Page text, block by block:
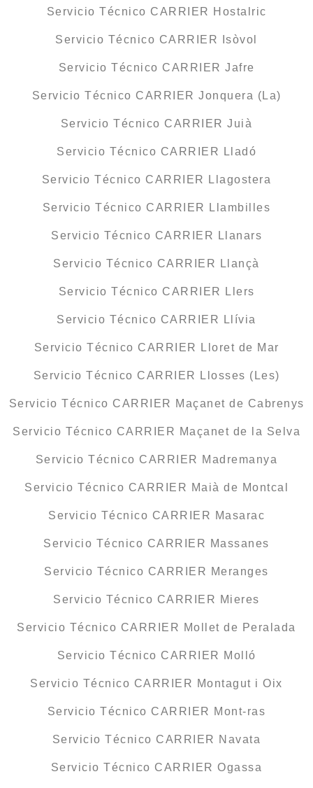
Servicio Técnico CARRIER Hostalric
Servicio Técnico CARRIER Isòvol
Servicio Técnico CARRIER Jafre
Servicio Técnico CARRIER Jonquera (La)
Servicio Técnico CARRIER Juià
Servicio Técnico CARRIER Lladó
Servicio Técnico CARRIER Llagostera
Servicio Técnico CARRIER Llambilles
Servicio Técnico CARRIER Llanars
Servicio Técnico CARRIER Llançà
Servicio Técnico CARRIER Llers
Servicio Técnico CARRIER Llívia
Servicio Técnico CARRIER Lloret de Mar
Servicio Técnico CARRIER Llosses (Les)
Servicio Técnico CARRIER Maçanet de Cabrenys
Servicio Técnico CARRIER Maçanet de la Selva
Servicio Técnico CARRIER Madremanya
Servicio Técnico CARRIER Maià de Montcal
Servicio Técnico CARRIER Masarac
Servicio Técnico CARRIER Massanes
Servicio Técnico CARRIER Meranges
Servicio Técnico CARRIER Mieres
Servicio Técnico CARRIER Mollet de Peralada
Servicio Técnico CARRIER Molló
Servicio Técnico CARRIER Montagut i Oix
Servicio Técnico CARRIER Mont-ras
Servicio Técnico CARRIER Navata
Servicio Técnico CARRIER Ogassa